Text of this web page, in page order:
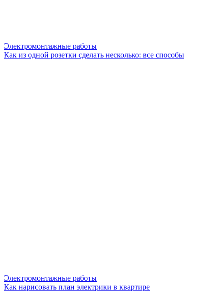
Электромонтажные работы
Как из одной розетки сделать несколько: все способы
Электромонтажные работы
Как нарисовать план электрики в квартире